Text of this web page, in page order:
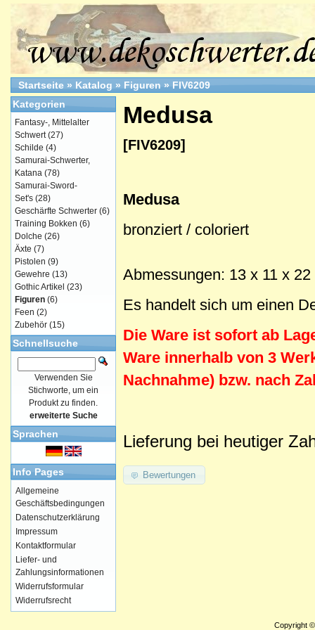
Startseite » Katalog » Figuren » FIV6209
Medusa
[FIV6209]
Medusa
bronziert / coloriert
Abmessungen: 13 x 11 x 22
Es handelt sich um einen
Die Ware ist sofort ab
Ware innerhalb von 3
Nachnahme) bzw. nach
Lieferung bei heutiger
Bewertungen
Kategorien
Fantasy-, Mittelalter
Schwert(27)
Schilde (4)
Samurai-Schwerter,
Katana (78)
Samurai-Sword-
Set's (28)
Geschärfte Schwerter (6)
Training Bokken (6)
Dolche (26)
Äxte (7)
Pistolen (9)
Gewehre (13)
Gothic Artikel (23)
Figuren (6)
Feen (2)
Zubehör (15)
Schnellsuche
Verwenden Sie
Stichworte, um ein
Produkt zu finden.
erweiterte Suche
Sprachen
Info Pages
Allgemeine
Geschäftsbedingungen
Datenschutzerklärung
Impressum
Kontaktformular
Liefer- und
Zahlungsinformationen
Widerrufsformular
Widerrufsrecht
Copyright